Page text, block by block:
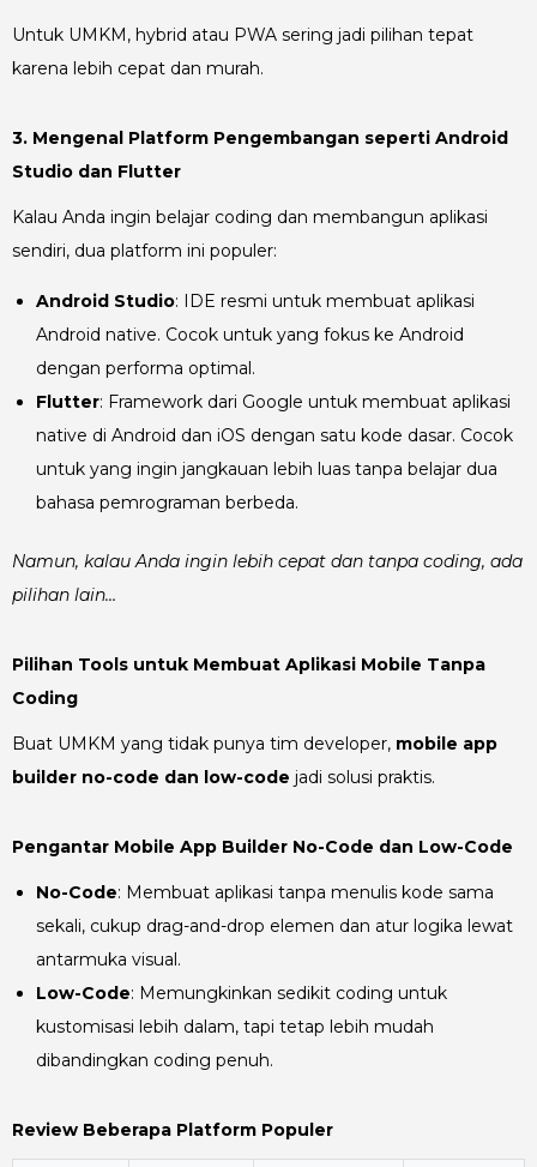
Untuk UMKM, hybrid atau PWA sering jadi pilihan tepat
karena lebih cepat dan murah.
3. Mengenal Platform Pengembangan seperti Android
Studio dan Flutter
Kalau Anda ingin belajar coding dan membangun aplikasi
sendiri, dua platform ini populer:
Android Studio: IDE resmi untuk membuat aplikasi
Android native. Cocok untuk yang fokus ke Android
dengan performa optimal.
Flutter: Framework dari Google untuk membuat aplikasi
native di Android dan iOS dengan satu kode dasar. Cocok
untuk yang ingin jangkauan lebih luas tanpa belajar dua
bahasa pemrograman berbeda.
Namun, kalau Anda ingin lebih cepat dan tanpa coding, ada
pilihan lain…
Pilihan Tools untuk Membuat Aplikasi Mobile Tanpa
Coding
Buat UMKM yang tidak punya tim developer, mobile app
builder no-code dan low-code jadi solusi praktis.
Pengantar Mobile App Builder No-Code dan Low-Code
No-Code: Membuat aplikasi tanpa menulis kode sama
sekali, cukup drag-and-drop elemen dan atur logika lewat
antarmuka visual.
Low-Code: Memungkinkan sedikit coding untuk
kustomisasi lebih dalam, tapi tetap lebih mudah
dibandingkan coding penuh.
Review Beberapa Platform Populer